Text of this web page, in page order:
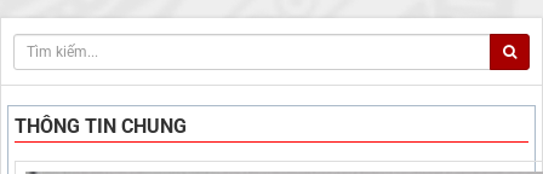
THÔNG TIN CHUNG